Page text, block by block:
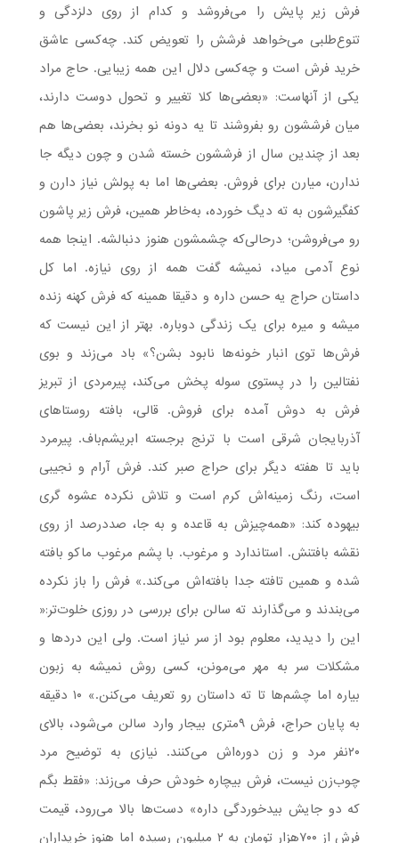
فرش زیر پایش را می‌فروشد و کدام از روی دلزدگی و
تنوع‌طلبی می‌خواهد فرشش را تعویض کند. چه‌کسی عاشق
خرید فرش است و چه‌کسی دلال این همه زیبایی. حاج مراد
یکی از آنهاست: «بعضی‌ها کلا تغییر و تحول دوست دارند،
میان فرششون رو بفروشند تا یه دونه نو بخرند، بعضی‌ها هم
بعد از چندین سال از فرششون خسته شدن و چون دیگه جا
ندارن، میارن برای فروش. بعضی‌ها اما به پولش نیاز دارن و
کفگیرشون به ته دیگ خورده، به‌خاطر همین، فرش زیر پاشون
رو می‌فروشن؛ درحالی‌که چشمشون هنوز دنبالشه. اینجا همه
نوع آدمی میاد، نمیشه گفت همه از روی نیازه. اما کل
داستان حراج یه حسن داره و دقیقا همینه که فرش کهنه زنده
میشه و میره برای یک زندگی دوباره. بهتر از این نیست که
فرش‌ها توی انبار خونه‌ها نابود بشن؟» باد می‌زند و بوی
نفتالین را در پستوی سوله پخش می‌کند، پیرمردی از تبریز
فرش به دوش آمده برای فروش. قالی، بافته روستاهای
آذربایجان شرقی است با ترنج‌ برجسته ابریشم‌باف. پیرمرد
باید تا هفته دیگر برای حراج صبر کند. فرش آرام و نجیبی
است، رنگ زمینه‌اش کرم است و تلاش نکرده عشوه گری
بیهوده کند: «همه‌‌چیزش به قاعده و به جا، صددرصد از روی
نقشه بافتنش. استاندارد و مرغوب. با پشم مرغوب ماکو بافته
شده و همین تافته جدا بافته‌اش می‌کند.» فرش را باز نکرده
می‌بندند و می‌گذارند ته سالن برای بررسی در روزی خلوت‌تر:«‌
این را دیدید، معلوم بود از سر نیاز است. ولی این دردها و
مشکلات سر به مهر می‌مونن، کسی روش نمیشه به زبون
بیاره اما چشم‌ها تا ته داستان رو تعریف می‌کنن.» ۱۰ دقیقه
به پایان حراج، فرش ۹متری بیجار وارد سالن می‌شود، بالای
۲۰نفر مرد و زن دوره‌اش می‌کنند. نیازی به توضیح مرد
چوب‌زن نیست، فرش بیچاره خودش حرف می‌زند: «فقط بگم
که دو جایش بیدخوردگی داره» دست‌ها بالا می‌رود، قیمت
فرش از ۷۰۰هزار تومان به ۲ میلیون رسیده اما هنوز خریداران